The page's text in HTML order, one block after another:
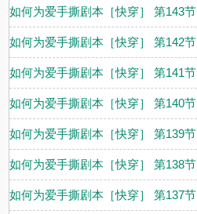
如何为爱手撕剧本［快穿］ 第143节
如何为爱手撕剧本［快穿］ 第142节
如何为爱手撕剧本［快穿］ 第141节
如何为爱手撕剧本［快穿］ 第140节
如何为爱手撕剧本［快穿］ 第139节
如何为爱手撕剧本［快穿］ 第138节
如何为爱手撕剧本［快穿］ 第137节